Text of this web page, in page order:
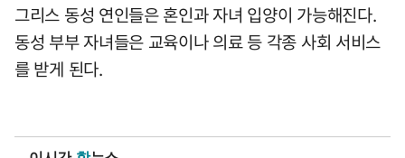
그리스 동성 연인들은 혼인과 자녀 입양이 가능해진다.
동성 부부 자녀들은 교육이나 의료 등 각종 사회 서비스
를 받게 된다.